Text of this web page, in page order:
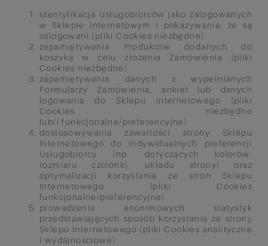
identyfikacja Usługobiorców jako zalogowanych
w Sklepie Internetowym i pokazywania, że są
zalogowani (pliki Cookies niezbędne)
zapamiętywania Produktów dodanych do
koszyka w celu złożenia Zamówienia (pliki
Cookies niezbędne)
zapamiętywania danych z wypełnianych
Formularzy Zamówienia, ankiet lub danych
logowania do Sklepu Internetowego (pliki
Cookies niezbędne
lub/i funkcjonalne/preferencyjne)
dostosowywania zawartości strony Sklepu
Internetowego do indywidualnych preferencji
Usługobiorcy (np. dotyczących kolorów,
rozmiaru czcionki, układu strony) oraz
optymalizacji korzystania ze stron Sklepu
Internetowego (pliki Cookies
funkcjonalne/preferencyjne)
prowadzenia anonimowych statystyk
przedstawiających sposób korzystania ze strony
Sklepu Internetowego (pliki Cookies analityczne
i wydajnościowe)